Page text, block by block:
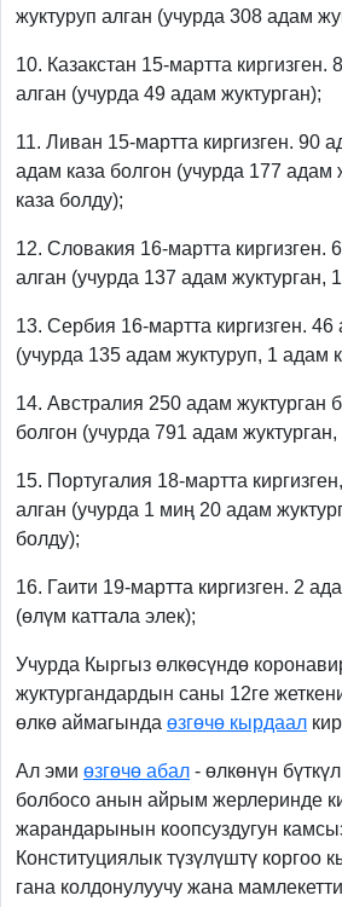
жуктуруп алган (учурда 308 адам
10. Казакстан 15-мартта киргизген.
алган (учурда 49 адам жуктурган);
11. Ливан 15-мартта киргизген. 90
адам каза болгон (учурда 177 адам
каза болду);
12. Словакия 16-мартта киргизген.
алган (учурда 137 адам жуктурган,
13. Сербия 16-мартта киргизген. 46
(учурда 135 адам жуктуруп, 1 адам
14. Австралия 250 адам жуктурган
болгон (учурда 791 адам
15. Португалия 18-мартта
алган (учурда 1 миң 20 адам
болду);
16. Гаити 19-мартта киргизген. 2
(өлүм каттала элек);
Учурда Кыргыз өлкөсүндө
жуктургандардын саны 12ге
өлкө аймагында өзгөчө кырдаал
Ал эми өзгөчө абал - өлкөнүн
болбосо анын айрым жерлеринде
жарандарынын коопсуздугун
Конституциялык түзүлүштү коргоо
гана колдонулуучу жана